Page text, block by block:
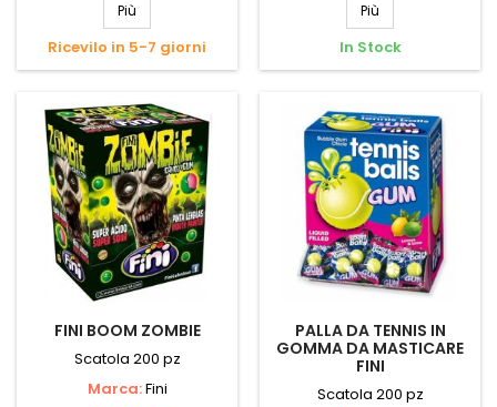
Più
Ricevilo in 5-7 giorni
Più
In Stock
FINI BOOM ZOMBIE
Scatola 200 pz
Marca:Fini
PALLA DA TENNIS IN
GOMMA DA MASTICARE
FINI
Scatola 200 pz